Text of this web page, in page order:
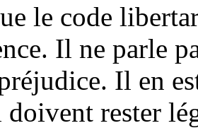
le code
Il ne parle
Il en
rester